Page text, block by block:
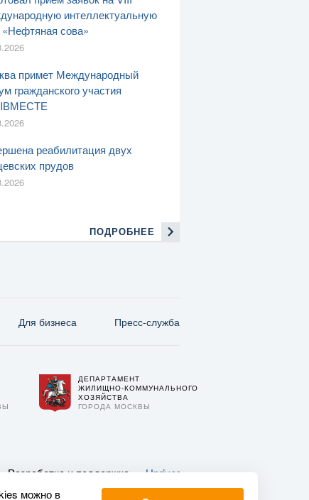
интеллектуальную
«Нефтяная сова»
примет Международный
гражданского участия
реабилитация двух
прудов
ПОДРОБНЕЕ
Для бизнеса Пресс-служба
ДЕПАРТАМЕНТ
ЖИЛИЩНО-КОММУНАЛЬНОГО
ХОЗЯЙСТВА
ГОРОДА МОСКВЫ
Разработка и поддержка — Upriver
можно в